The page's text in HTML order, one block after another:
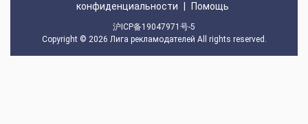
конфиденциальности
Помощь
沪ICP备19047971号-5
Copyright © 2026 Лига рекламодателей All rights reserved.